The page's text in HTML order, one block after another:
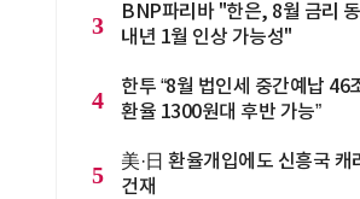
3
BNP파리바 "한은, 8월 금리
내년 1월 인상 가능성"
4
한투 “8월 법인세 중간예납 46
환율 1300원대 후반 가능”
5
美·日 환율개입에도 신흥국 캐
건재